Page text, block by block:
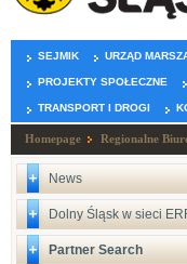
SEJMIK URZĄD
PROJEKTY SPOŁECZNE
TRANSPORT I DROGI
Homepage Regionalne
News
Dolny Śląsk w sieci
Partner Search